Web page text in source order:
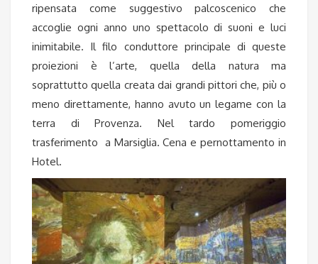
ripensata come suggestivo palcoscenico che
accoglie ogni anno uno spettacolo di suoni e luci
inimitabile. Il filo conduttore principale di queste
proiezioni è l’arte, quella della natura ma
soprattutto quella creata dai grandi pittori che, più o
meno direttamente, hanno avuto un legame con la
terra di Provenza. Nel tardo pomeriggio
trasferimento a Marsiglia. Cena e pernottamento in
Hotel.